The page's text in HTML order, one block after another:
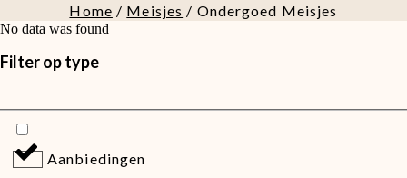
Home / Meisjes / Ondergoed Meisjes
No data was found
Filter op type
Aanbiedingen